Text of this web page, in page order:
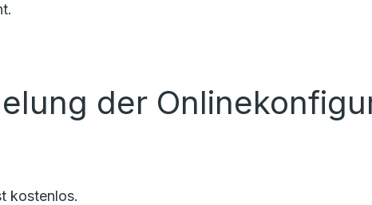
der
kostenlos.